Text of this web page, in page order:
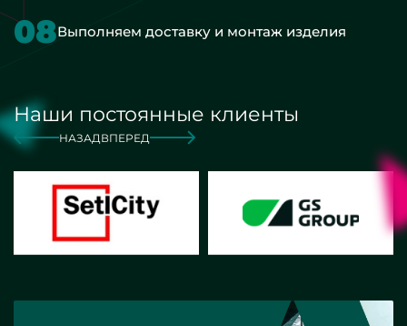
08Выполняем доставку и монтаж изделия
Наши постоянные клиенты
НАЗАД ВПЕРЕД